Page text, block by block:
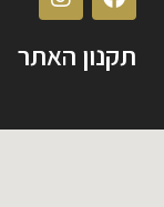
תקנון האתר